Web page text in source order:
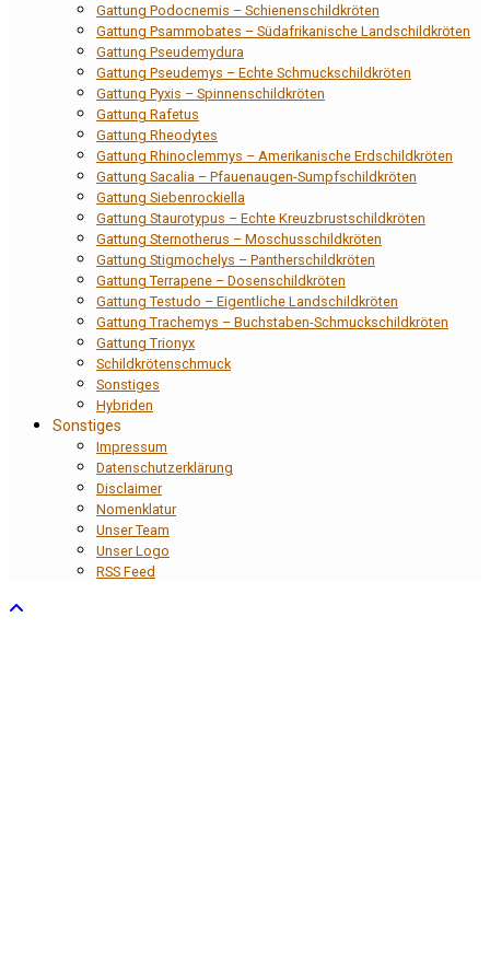
Gattung Podocnemis – Schienenschildkröten
Gattung Psammobates – Südafrikanische Landschildkröten
Gattung Pseudemydura
Gattung Pseudemys – Echte Schmuckschildkröten
Gattung Pyxis – Spinnenschildkröten
Gattung Rafetus
Gattung Rheodytes
Gattung Rhinoclemmys – Amerikanische Erdschildkröten
Gattung Sacalia – Pfauenaugen-Sumpfschildkröten
Gattung Siebenrockiella
Gattung Staurotypus – Echte Kreuzbrustschildkröten
Gattung Sternotherus – Moschusschildkröten
Gattung Stigmochelys – Pantherschildkröten
Gattung Terrapene – Dosenschildkröten
Gattung Testudo – Eigentliche Landschildkröten
Gattung Trachemys – Buchstaben-Schmuckschildkröten
Gattung Trionyx
Schildkrötenschmuck
Sonstiges
Hybriden
Sonstiges
Impressum
Datenschutzerklärung
Disclaimer
Nomenklatur
Unser Team
Unser Logo
RSS Feed